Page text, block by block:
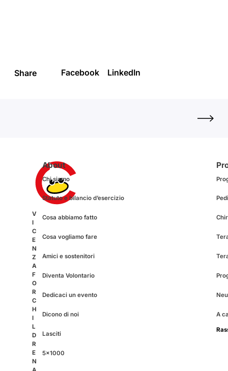
Share Facebook LinkedIn
V
I
C
E
N
Z
A
F
O
R
C
H
I
L
D
R
E
N
About
Chi siamo
Statuto e bilancio d’esercizio
Cosa abbiamo fatto
Cosa vogliamo fare
Amici e sostenitori
Diventa Volontario
Dedicaci un evento
Dicono di noi
Lasciti
5×1000
A